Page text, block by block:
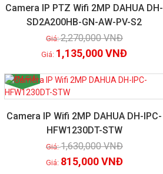
Xem chi tiết
Camera IP PTZ Wifi 2MP DAHUA DH-
SD2A200HB-GN-AW-PV-S2
2,270,000VNĐ
1,135,000VNĐ
GIẢM GIÁ!
Xem chi tiết
Camera IP Wifi 2MP DAHUA DH-IPC-
HFW1230DT-STW
1,630,000VNĐ
815,000VNĐ